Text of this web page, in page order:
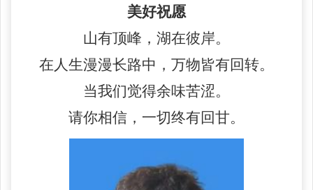
美好祝愿
山有顶峰，湖在彼岸。
在人生漫漫长路中，万物皆有回转。
当我们觉得余味苦涩。
请你相信，一切终有回甘。